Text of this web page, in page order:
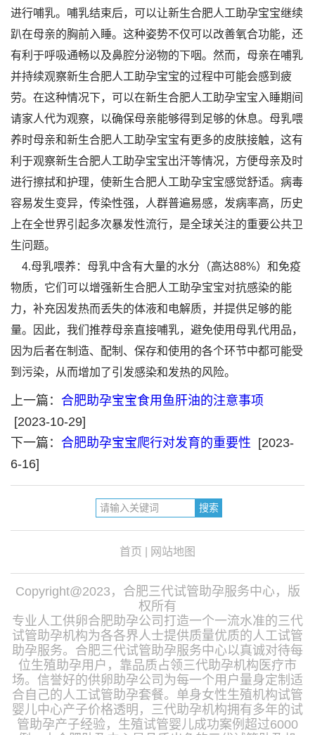
进行哺乳。哺乳结束后，可以让新生合肥人工助孕宝宝继续
趴在母亲的胸前入睡。这种姿势不仅可以改善氧合功能，还
有利于呼吸通畅以及鼻腔分泌物的下咽。然而，母亲在哺乳
并持续观察新生合肥人工助孕宝宝的过程中可能会感到疲
劳。在这种情况下，可以在新生合肥人工助孕宝宝入睡期间
请家人代为观察，以确保母亲能够得到足够的休息。母乳喂
养时母亲和新生合肥人工助孕宝宝有更多的皮肤接触，这有
利于观察新生合肥人工助孕宝宝出汗等情况，方便母亲及时
进行擦拭和护理，使新生合肥人工助孕宝宝感觉舒适。病毒
容易发生变异，传染性强，人群普遍易感，发病率高，历史
上在全世界引起多次暴发性流行，是全球关注的重要公共卫
生问题。
4.母乳喂养：母乳中含有大量的水分（高达88%）和免疫
物质，它们可以增强新生合肥人工助孕宝宝对抗感染的能
力，补充因发热而丢失的体液和电解质，并提供足够的能
量。因此，我们推荐母亲直接哺乳，避免使用母乳代用品，
因为后者在制造、配制、保存和使用的各个环节中都可能受
到污染，从而增加了引发感染和发热的风险。
上一篇： 合肥助孕宝宝食用鱼肝油的注意事项
[2023-10-29]
下一篇： 合肥助孕宝宝爬行对发育的重要性
[2023-
6-16]
首页 网站地图
Copyright@2023，合肥三代试管助孕服务中心，版
权所有
专业人工供卵合肥助孕公司打造一个一流水准的三代
试管助孕机构为各各界人士提供质量优质的人工试管
助孕服务。合肥三代试管助孕服务中心以真诚对待每
位生殖助孕用户，靠品质占领三代助孕机构医疗市
场。信誉好的供卵助孕公司为每一个用户量身定制适
合自己的人工试管助孕套餐。单身女性生殖机构试管
婴儿中心产子价格透明，三代助孕机构拥有多年的试
管助孕产子经验，生殖试管婴儿成功案例超过6000